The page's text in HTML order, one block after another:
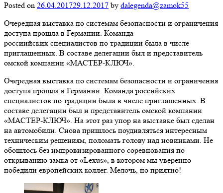
locksmith
Германии.
«Мастер-
Ключ»
в
числе
приглашенных.
Posted on 26.04.201729.12.2017 by dalegenda@zamok55
Очередная выставка по системам безопасности и ограничения
доступа прошла в Германии. Команда
россиийских специалистов по традиции была в числе
приглашенных. В составе делегации был и представитель
омской компании «МАСТЕР-КЛЮЧ».
Очередная выставка по системам безопасности и ограничения
доступа прошла в Германии. Команда российских
специалистов по традиции была в числе приглашенных. В
составе делегации был и представитель омской компании
«МАСТЕР-КЛЮЧ». На этот раз упор на выставке был сделан
на автомобили. Снова пришлось поудивляться интересным
техническим решениям, поломать голову над новинками. Не
обошлось без импровизированного соревнования по
открыванию замка от «Lexus», в котором мы уверенно
победили европейских коллег. Мелочь, но приятно!